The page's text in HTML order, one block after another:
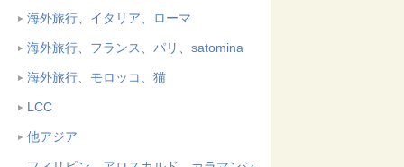
海外旅行、イタリア、ローマ
海外旅行、フランス、パリ、satomina
海外旅行、モロッコ、猫
LCC
他アジア